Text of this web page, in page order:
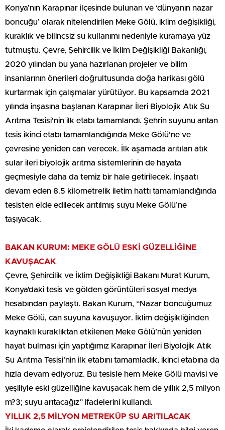
Konya’nın Karapınar ilçesinde bulunan ve ‘dünyanın nazar
boncuğu’ olarak nitelendirilen Meke Gölü, iklim değişikliği,
kuraklık ve bilinçsiz su kullanımı nedeniyle kuramaya yüz
tutmuştu. Çevre, Şehircilik ve İklim Değişikliği Bakanlığı,
2020 yılından bu yana hazırlanan projeler ve bilim
insanlarının önerileri doğrultusunda doğa harikası gölü
kurtarmak için çalışmalar yürütüyor. Bu kapsamda 2021
yılında inşasına başlanan Karapınar İleri Biyolojik Atık Su
Arıtma Tesisi’nin ilk etabı tamamlandı. Şehrin suyunu arıtan
tesis ikinci etabı tamamlandığında Meke Gölü’ne ve
çevresine yeniden can verecek. İlk aşamada arıtılan atık
sular ileri biyolojik arıtma sistemlerinin de hayata
geçmesiyle daha da temiz bir hale getirilecek. İnşaatı
devam eden 8.5 kilometrelik iletim hattı tamamlandığında
tesisten elde edilecek arıtılmış suyu Meke Gölü’ne
taşıyacak.
BAKAN KURUM: MEKE GÖLÜ ESKİ GÜZELLİĞİNE
KAVUŞACAK
Çevre, Şehircilik ve İklim Değişikliği Bakanı Murat Kurum,
Konya’daki tesis ve gölden görüntüleri sosyal medya
hesabından paylaştı. Bakan Kurum, “Nazar boncuğumuz
Meke Gölü, can suyuna kavuşuyor. İklim değişikliğinden
kaynaklı kuraklıktan etkilenen Meke Gölü’nün yeniden
hayat bulması için yaptığımız Karapınar İleri Biyolojik Atık
Su Arıtma Tesisi’nin ilk etabını tamamladık, ikinci etabına da
hızla devam ediyoruz. Bu tesisle hem Meke Gölü mavisi ve
yeşiliyle eski güzelliğine kavuşacak hem de yıllık 2,5 milyon
m?3; suyu arıtacağız” ifadelerini kullandı.
YILLIK 2,5 MİLYON METREKÜP SU ARITILACAK